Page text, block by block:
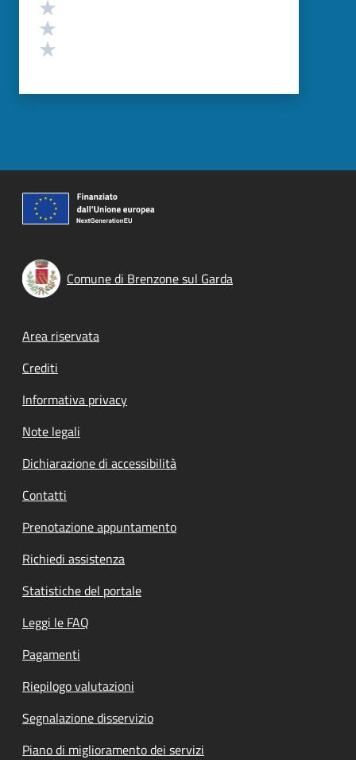
Comune di Brenzone sul Garda
Footer menu
Area riservata
Crediti
Informativa privacy
Note legali
Dichiarazione di accessibilità
Contatti
Prenotazione appuntamento
Richiedi assistenza
Statistiche del portale
Leggi le FAQ
Pagamenti
Riepilogo valutazioni
Segnalazione disservizio
Piano di miglioramento dei servizi